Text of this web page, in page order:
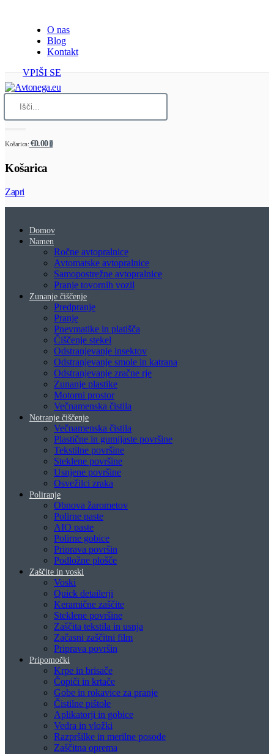
O nas
Blog
Kontakt
VPIŠI SE
Košarica: €0.00 0
Košarica
Zapri
Domov
Namen
Ročne avtopralnice
Avtomatske avtopralnice
Samopostrežne avtopralnice
Pranje tovornih vozil
Zunanje čiščenje
Predpranje
Pranje
Pnevmatike in platišča
Čiščenje stekel
Odstranjevanje insektov
Odstranjevanje smole in katrana
Odstranjevanje zračne rje
Zunanje plastike
Motorni prostor
Večnamenska čistila
Notranje čiščenje
Večnamenska čistila
Plastične in gumijaste površine
Tekstilne površine
Steklene površine
Usnjene površine
Osvežilci zraka
Poliranje
Obnova žarometov
Polirne paste
AIO paste
Polirne gobice
Priprava površin
Podložne plošče
Zaščite in voski
Voski
Quick detailerji
Keramične zaščite
Steklene površine
Zaščita tekstila in usnja
Začasni zaščitni film
Priprava površin
Pripomočki
Krpe in brisače
Čopiči in krtače
Gobe in rokavice za pranje
Čistilne pištole
Aplikatorji in gobice
Vedra in vložki
Razpršilke in merilne posode
Zaščitna oprema